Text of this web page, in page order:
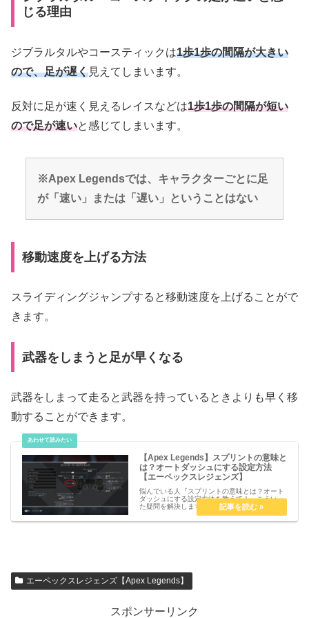
じる理由
ジブラルタルやコースティックは1歩1歩の間隔が大きい
ので、足が遅く見えてしまいます。
反対に足が速く見えるレイスなどは1歩1歩の間隔が短い
ので足が速いと感じてしまいます。
※Apex Legendsでは、キャラクターごとに足
が「速い」または「遅い」ということはない
移動速度を上げる方法
スライディングジャンプすると移動速度を上げることがで
きます。
武器をしまうと足が早くなる
武器をしまって走ると武器を持っているときよりも早く移
動することができます。
【Apex Legends】スプリントの意味と
は？オートダッシュにする設定方法
【エーペックスレジェンズ】
悩んでいる人『スプリントの意味とは？オート
ダッシュにする設定方法を教えて！』こういっ
た疑問を解決します。【Apex Legends】スプ
リントの意味とは？オートダッシュにする設定
方法【エーペックスレジェンズ】スプリントの
エーペックスレジェンズ【Apex Legends】
スポンサーリンク